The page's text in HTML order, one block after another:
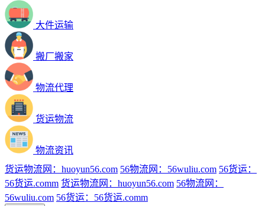
大件运输
搬厂搬家
物流代理
货运物流
物流资讯
货运物流网：huoyun56.com 56物流网：56wuliu.com 56货运：
56货运.comm 货运物流网：huoyun56.com 56物流网：
56wuliu.com 56货运：56货运.comm